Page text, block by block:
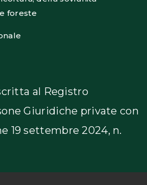
foreste
al Registro
Giuridiche private con
19 settembre 2024, n.